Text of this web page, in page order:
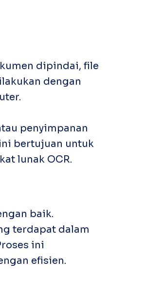
dipindai, file
dengan
penyimpanan
bertujuan untuk
lunak OCR.
baik.
terdapat dalam
ini
efisien.